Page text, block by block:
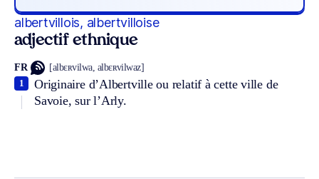
albertvillois, albertvilloise
adjectif ethnique
FR [albɛʀvilwa, albɛʀvilwaz]
Originaire d’Albertville ou relatif à cette ville de
Savoie, sur l’Arly.
1